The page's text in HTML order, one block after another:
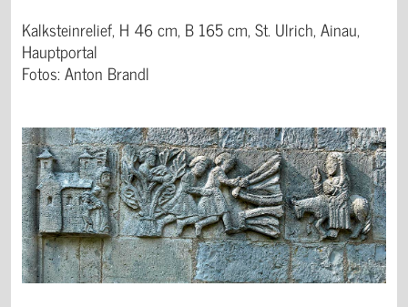
Kalksteinrelief, H 46 cm, B 165 cm, St. Ulrich, Ainau,
Hauptportal
Fotos: Anton Brandl